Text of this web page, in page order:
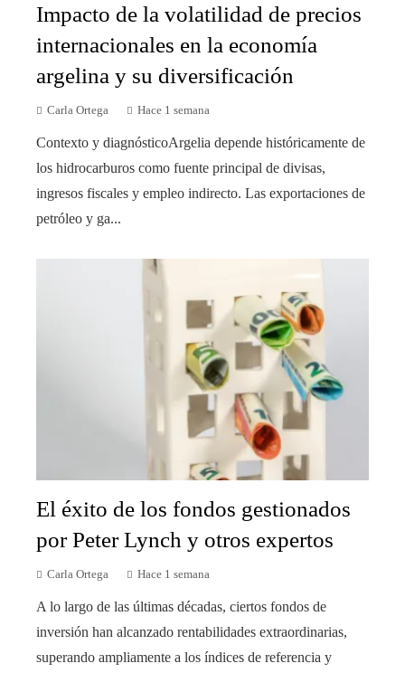
Impacto de la volatilidad de precios
internacionales en la economía
argelina y su diversificación
Carla Ortega Hace 1 semana
Contexto y diagnósticoArgelia depende históricamente de
los hidrocarburos como fuente principal de divisas,
ingresos fiscales y empleo indirecto. Las exportaciones de
petróleo y ga...
El éxito de los fondos gestionados
por Peter Lynch y otros expertos
Carla Ortega Hace 1 semana
A lo largo de las últimas décadas, ciertos fondos de
inversión han alcanzado rentabilidades extraordinarias,
superando ampliamente a los índices de referencia y